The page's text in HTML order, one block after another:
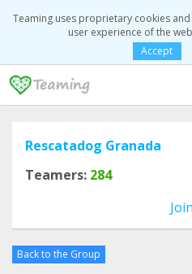
Teaming uses proprietary cookies
user experience of the
Accept
Rescatadog Granada
Teamers: 284
Join
Back to the Group